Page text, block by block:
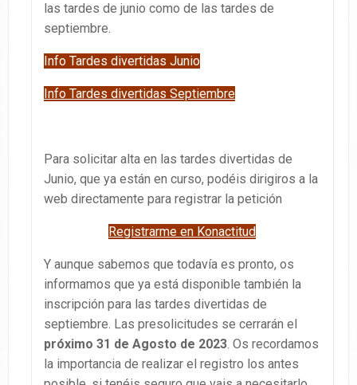
las tardes de junio como de las tardes de
septiembre.
Info Tardes divertidas Junio
Info Tardes divertidas Septiembre
Para solicitar alta en las tardes divertidas de
Junio, que ya están en curso, podéis dirigiros a la
web directamente para registrar la petición
Registrarme en Konactitud
Y aunque sabemos que todavía es pronto, os
informamos que ya está disponible también la
inscripción para las tardes divertidas de
septiembre. Las presolicitudes se cerrarán el
próximo 31 de Agosto de 2023. Os recordamos
la importancia de realizar el registro los antes